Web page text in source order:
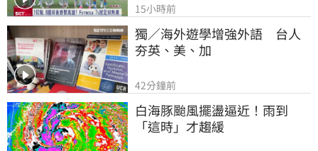
15小時前
獨／海外遊學增強外語　台人
夯英、美、加
42分鐘前
白海豚颱風擺盪逼近！雨到
「這時」才趨緩